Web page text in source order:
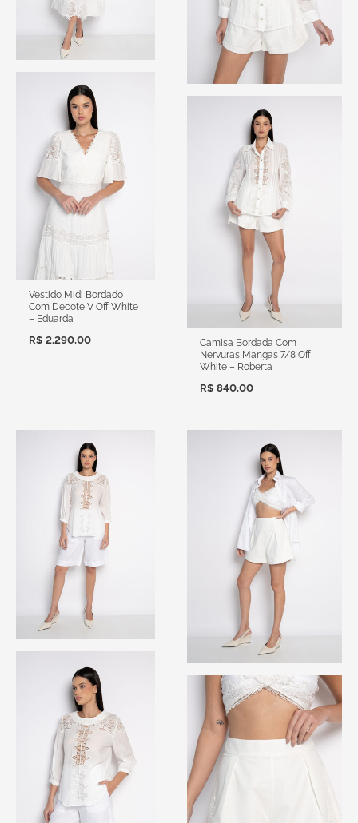
Vestido Midi Bordado
Com Decote V Off White
– Eduarda
R$ 2.290,00
Camisa Bordada Com
Nervuras Mangas 7/8 Off
White – Roberta
R$ 840,00